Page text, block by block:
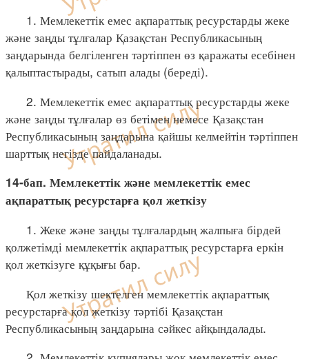
1. Мемлекеттік емес ақпараттық ресурстарды жеке
және заңды тұлғалар Қазақстан Республикасының
заңдарында белгіленген тәртіппен өз қаражаты есебінен
қалыптастырады, сатып алады (береді).
2. Мемлекеттік емес ақпараттық ресурстарды жеке
және заңды тұлғалар өз бетімен немесе Қазақстан
Республикасының заңдарына қайшы келмейтін тәртіппен
шарттық негізде пайдаланады.
14-бап. Мемлекеттік және мемлекеттік емес
ақпараттық ресурстарға қол жеткізу
1. Жеке және заңды тұлғалардың жалпыға бірдей
қолжетімді мемлекеттік ақпараттық ресурстарға еркін
қол жеткізуге құқығы бар.
Қол жеткізу шектелген мемлекеттік ақпараттық
ресурстарға қол жеткізу тәртібі Қазақстан
Республикасының заңдарына сәйкес айқындалады.